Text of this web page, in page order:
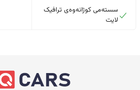
سستەمی کوژانەوەی ترافیک
لایت